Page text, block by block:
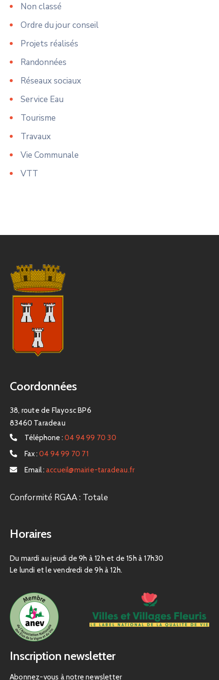
Non classé
Ordre du jour conseil
Projets réalisés
Randonnées
Réseaux sociaux
Service Eau
Tourisme
Travaux
Vie Communale
VTT
Coordonnées
38, route de Flayosc BP6
83460 Taradeau
Téléphone : 04 94 99 70 30
Fax : 04 94 99 70 71
Email : accueil@mairie-taradeau.fr
Conformité RGAA : Totale
Horaires
Du mardi au jeudi de 9h à 12h et de 15h à 17h30
Le lundi et le vendredi de 9h à 12h.
Inscription newsletter
Abonnez-vous à notre newsletter